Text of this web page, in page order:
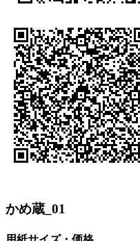
かめ蔵_01